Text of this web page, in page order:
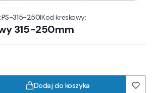
PS-315-250|Kod kreskowy:
315-250mm
Dodaj do koszyka